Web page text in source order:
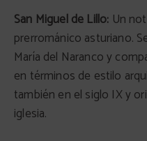
San Miguel de Lillo: Un
prerrománico asturiano.
María del Naranco y
en términos de estilo
también en el siglo IX y
iglesia.